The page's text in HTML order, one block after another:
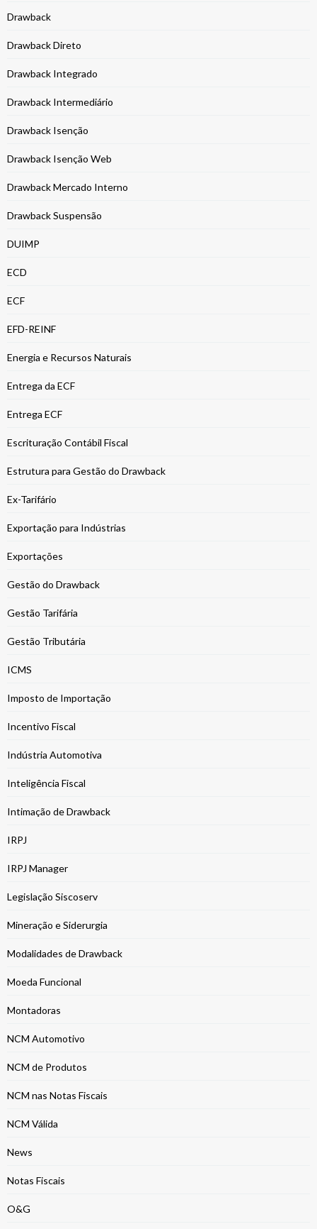
Drawback
Drawback Direto
Drawback Integrado
Drawback Intermediário
Drawback Isenção
Drawback Isenção Web
Drawback Mercado Interno
Drawback Suspensão
DUIMP
ECD
ECF
EFD-REINF
Energia e Recursos Naturais
Entrega da ECF
Entrega ECF
Escrituração Contábil Fiscal
Estrutura para Gestão do Drawback
Ex-Tarifário
Exportação para Indústrias
Exportações
Gestão do Drawback
Gestão Tarifária
Gestão Tributária
ICMS
Imposto de Importação
Incentivo Fiscal
Indústria Automotiva
Inteligência Fiscal
Intimação de Drawback
IRPJ
IRPJ Manager
Legislação Siscoserv
Mineração e Siderurgia
Modalidades de Drawback
Moeda Funcional
Montadoras
NCM Automotivo
NCM de Produtos
NCM nas Notas Fiscais
NCM Válida
News
Notas Fiscais
O&G